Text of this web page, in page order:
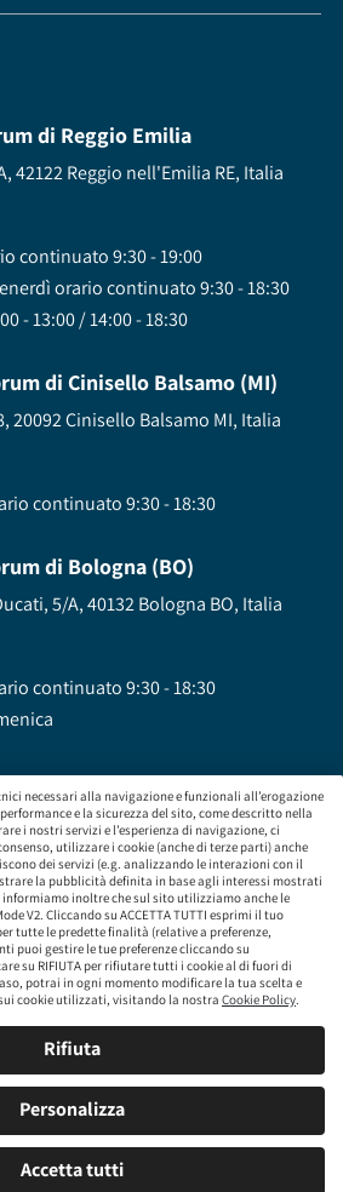
necessari alla navigazione e funzionali all’erogazione
e la sicurezza del sito, come descritto nella
i nostri servizi e l’esperienza di navigazione, ci
utilizzare i cookie (anche di terze parti) anche
dei servizi (e.g. analizzando le interazioni con il
la pubblicità definita in base agli interessi mostrati
inoltre che sul sito utilizziamo anche le
V2. Cliccando su ACCETTA TUTTI esprimi il tuo
tutte le predette finalità (relative a preferenze,
puoi gestire le tue preferenze cliccando su
su RIFIUTA per rifiutare tutti i cookie al di fuori di
potrai in ogni momento modificare la tua scelta e
cookie utilizzati, visitando la nostra Cookie Policy.
Rifiuta
Personalizza
Accetta tutti
di Reggio Emilia
42122 Reggio nell'Emilia RE, Italia
continuato 9:30 - 19:00
orario continuato 9:30 - 18:30
- 13:00 / 14:00 - 18:30
di Cinisello Balsamo (MI)
20092 Cinisello Balsamo MI, Italia
continuato 9:30 - 18:30
di Bologna (BO)
5/A, 40132 Bologna BO, Italia
continuato 9:30 - 18:30
/ P.IVA 09323210964 - Numero REA: MI - 2083307 -
Sociale: Euro 218.547,65 i.v.
Via Leningrado 8, 20161 Milano MI
e coordinamento di Aramis Group S.A.
IVASS, consulta gli estremi dell'iscrizione al sito
www.servizi.ivass.it
Sezione E - Collaboratori degli intermediari iscritti nelle
sezioni A, B o D
e Conformità
Prenota un appuntamento